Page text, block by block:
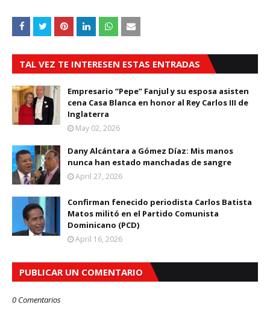
TAL VEZ TE INTERESEN ESTAS ENTRADAS
Empresario “Pepe” Fanjul y su esposa asisten
cena Casa Blanca en honor al Rey Carlos III de
Inglaterra
May 02, 2026
Dany Alcántara a Gómez Díaz: Mis manos
nunca han estado manchadas de sangre
April 27, 2026
Confirman fenecido periodista Carlos Batista
Matos militó en el Partido Comunista
Dominicano (PCD)
April 16, 2026
PUBLICAR UN COMENTARIO
0 Comentarios